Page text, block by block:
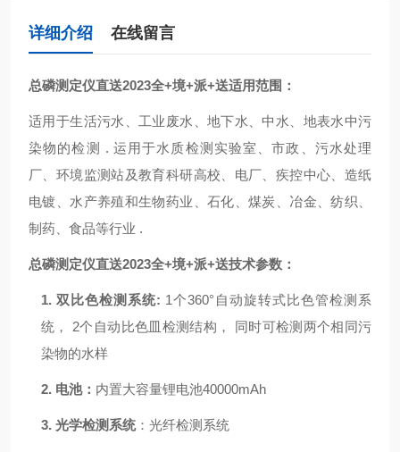
详细介绍 在线留言
总磷测定仪直送2023全+境+派+送适用范围：
适用于生活污水、工业废水、地下水、中水、地表水中污
染物的检测 . 运用于水质检测实验室、市政、污水处理
厂、环境监测站及教育科研高校、电厂、疾控中心、造纸
电镀、水产养殖和生物药业、石化、煤炭、冶金、纺织、
制药、食品等行业 .
总磷测定仪直送2023全+境+派+送技术参数：
1. 双比色检测系统: 1个360°自动旋转式比色管检测系
统，
2个自动比色皿检测结构，
同时可检测两个相同污
染物的水样
2. 电池： 内置大容量锂电池40000mAh
3. 光学检测系统：光纤检测系统